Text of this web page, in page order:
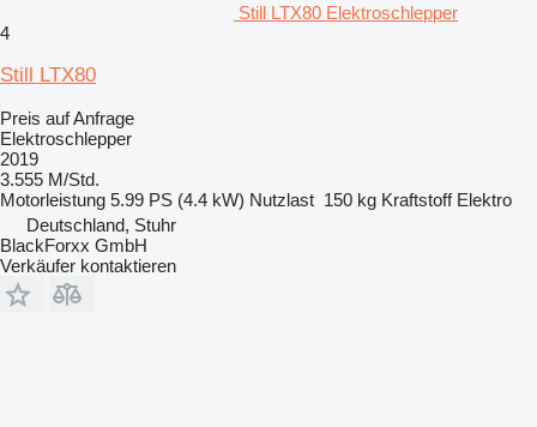
Still LTX80 Elektroschlepper
4
Still LTX80
Preis auf Anfrage
Elektroschlepper
2019
3.555 M/Std.
Motorleistung 5.99 PS (4.4 kW) Nutzlast 150 kg Kraftstoff Elektro
Deutschland, Stuhr
BlackForxx GmbH
Verkäufer kontaktieren